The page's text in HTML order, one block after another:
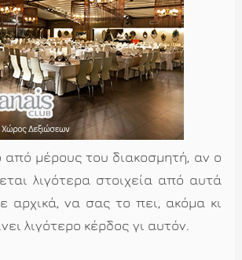
από μέρους του διακοσμητή, αν ο
λιγότερα στοιχεία από αυτά
αρχικά, να σας το πει, ακόμα κι
λιγότερο κέρδος γι αυτόν.